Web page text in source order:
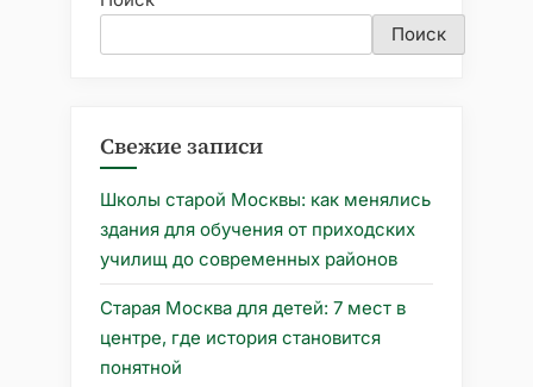
Поиск
Свежие записи
Школы старой Москвы: как менялись
здания для обучения от приходских
училищ до современных районов
Старая Москва для детей: 7 мест в
центре, где история становится
понятной